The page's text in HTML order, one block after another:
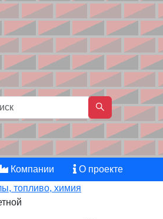
Компании
О проекте
топливо, химия